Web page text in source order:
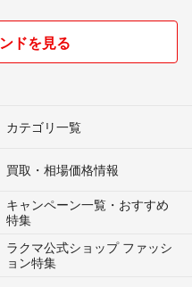
ドを見る
カテゴリ一覧
買取・相場価格情報
キャンペーン一覧・おすすめ
特集
ラクマ公式ショップ ファッシ
ョン特集